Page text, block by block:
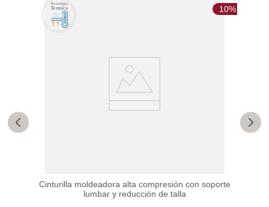
10%
Cinturilla moldeadora alta compresión con soporte
lumbar y reducción de talla